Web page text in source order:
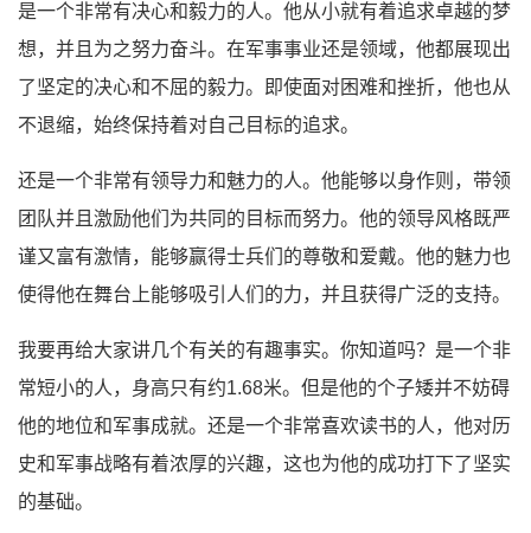
是一个非常有决心和毅力的人。他从小就有着追求卓越的梦
想，并且为之努力奋斗。在军事事业还是领域，他都展现出
了坚定的决心和不屈的毅力。即使面对困难和挫折，他也从
不退缩，始终保持着对自己目标的追求。
还是一个非常有领导力和魅力的人。他能够以身作则，带领
团队并且激励他们为共同的目标而努力。他的领导风格既严
谨又富有激情，能够赢得士兵们的尊敬和爱戴。他的魅力也
使得他在舞台上能够吸引人们的力，并且获得广泛的支持。
我要再给大家讲几个有关的有趣事实。你知道吗？是一个非
常短小的人，身高只有约1.68米。但是他的个子矮并不妨碍
他的地位和军事成就。还是一个非常喜欢读书的人，他对历
史和军事战略有着浓厚的兴趣，这也为他的成功打下了坚实
的基础。